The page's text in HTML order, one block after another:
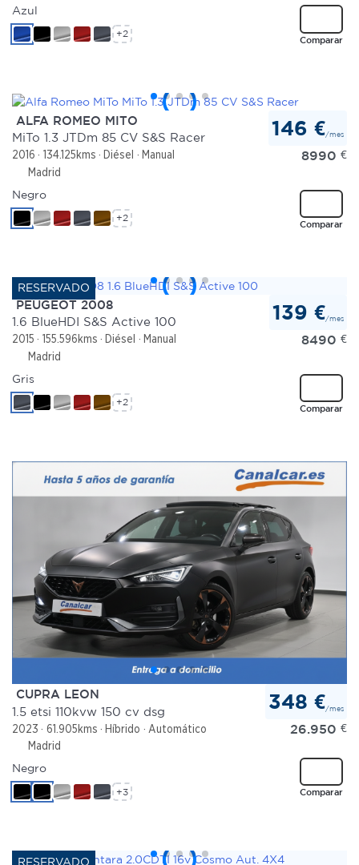
Comparar
Azul
+2
ALFA ROMEO MITO
MiTo 1.3 JTDm 85 CV S&S Racer
2016 134.125kms Diésel
Manual
Madrid
146 €/mes
8990 €
Comparar
Negro
+2
PEUGEOT 2008
1.6 BlueHDI S&S Active 100
2015 155.596kms Diésel
Manual
Madrid
139 €/mes
8490 €
Comparar
Gris
+2
CUPRA LEON
1.5 etsi 110kvw 150 cv dsg
2023 61.905kms Híbrido
Automático
Madrid
348 €/mes
26.950 €
Comparar
Negro
+3